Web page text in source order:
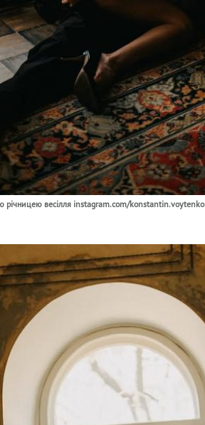
річницею весілля instagram.com/konstantin.voytenko